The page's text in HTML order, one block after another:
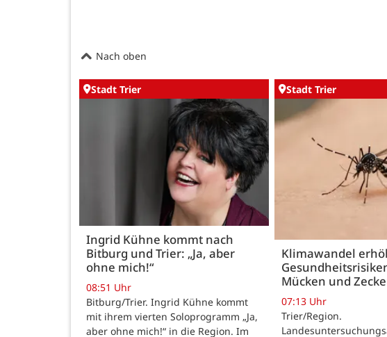
Nach oben
Stadt Trier
Ingrid Kühne kommt nach
Bitburg und Trier: „Ja, aber
ohne mich!“
08:51 Uhr
Bitburg/Trier. Ingrid Kühne kommt
mit ihrem vierten Soloprogramm „Ja,
aber ohne mich!“ in die Region. Im
Stadt Trier
Klimawandel
Mücken und
07:13 Uhr
Trier/Region.